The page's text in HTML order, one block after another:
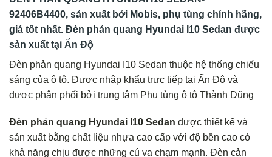
92406B4400, sản xuất bởi Mobis, phụ tùng chính hãng,
giá tốt nhất. Đèn phản quang Hyundai I10 Sedan được
sản xuất tại Ấn Độ
Đèn phản quang Hyundai I10 Sedan thuộc hệ thống chiếu
sáng của ô tô. Được nhập khẩu trực tiếp tại Ấn Độ và
được phân phối bởi trung tâm Phụ tùng ô tô Thành Dũng
Đèn phản quang Hyundai I10 Sedan được thiết kế và
sản xuất bằng chất liệu nhựa cao cấp với độ bền cao có
khả năng chịu được những cú va chạm mạnh. Đèn cản